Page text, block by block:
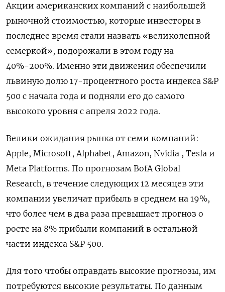
Акции американских компаний с наибольшей
рыночной стоимостью, которые инвесторы в
последнее время стали назвать «великолепной
семеркой», подорожали в этом году на
40%-200%. Именно эти движения обеспечили
львиную долю 17-процентного роста индекса S&P
500 с начала года и подняли его до самого
высокого уровня с апреля 2022 года.
Велики ожидания рынка от семи компаний:
Apple, Microsoft, Alphabet, Amazon, Nvidia , Tesla и
Meta Platforms. По прогнозам BofA Global
Research, в течение следующих 12 месяцев эти
компании увеличат прибыль в среднем на 19%,
что более чем в два раза превышает прогноз о
росте на 8% прибыли компаний в остальной
части индекса S&P 500.
Для того чтобы оправдать высокие прогнозы, им
потребуются высокие результаты. По данным